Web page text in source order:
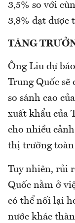
3,5% so với
3,8% đạt được
TĂNG
Ông Liu dự
Trung Quốc sẽ
so sánh cao
xuất khẩu của
cho nhiều
thị trường toàn
Tuy nhiên, rủi
Quốc nằm ở
có thể nối lại
nước khác